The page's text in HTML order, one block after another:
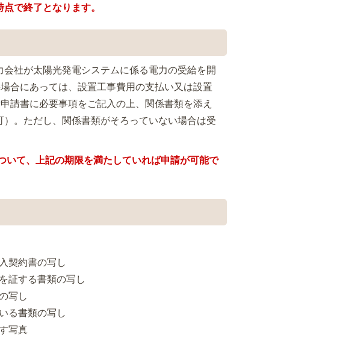
で終了となります。
社が太陽光発電システムに係る電力の受給を開
合にあっては、設置工事費用の支払い又は設置
請書に必要事項をご記入の上、関係書類を添え
。ただし、関係書類がそろっていない場合は受
て、上記の期限を満たしていれば申請が可能で
契約書の写し
証する書類の写し
写し
る書類の写し
写真